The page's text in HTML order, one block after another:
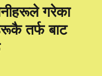
गरेका
तर्फ बाट